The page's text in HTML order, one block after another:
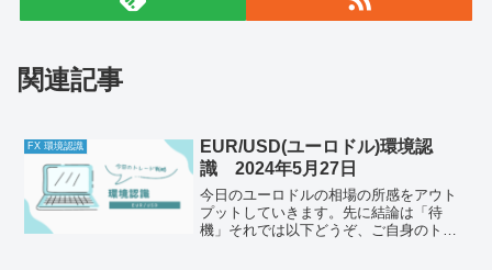
関連記事
FX 環境認識
EUR/USD(ユーロドル)環境認
識 2024年5月27日
今日のユーロドルの相場の所感をアウト
プットしていきます。先に結論は「待
機」それでは以下どうぞ、ご自身のトレ